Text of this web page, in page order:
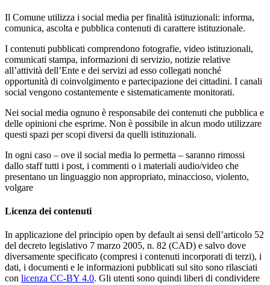
Il Comune utilizza i social media per finalità istituzionali: informa,
comunica, ascolta e pubblica contenuti di carattere istituzionale.
I contenuti pubblicati comprendono fotografie, video istituzionali,
comunicati stampa, informazioni di servizio, notizie relative
all’attività dell’Ente e dei servizi ad esso collegati nonché
opportunità di coinvolgimento e partecipazione dei cittadini. I canali
social vengono costantemente e sistematicamente monitorati.
Nei social media ognuno è responsabile dei contenuti che pubblica e
delle opinioni che esprime. Non è possibile in alcun modo utilizzare
questi spazi per scopi diversi da quelli istituzionali.
In ogni caso – ove il social media lo permetta – saranno rimossi
dallo staff tutti i post, i commenti o i materiali audio/video che
presentano un linguaggio non appropriato, minaccioso, violento,
volgare
Licenza dei contenuti
In applicazione del principio open by default ai sensi dell’articolo 52
del decreto legislativo 7 marzo 2005, n. 82 (CAD) e salvo dove
diversamente specificato (compresi i contenuti incorporati di terzi), i
dati, i documenti e le informazioni pubblicati sul sito sono rilasciati
con licenza CC-BY 4.0. Gli utenti sono quindi liberi di condividere